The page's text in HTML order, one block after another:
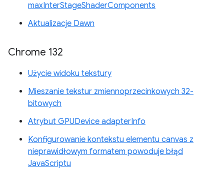
maxInterStageShaderComponents
Aktualizacje Dawn
Chrome 132
Użycie widoku tekstury
Mieszanie tekstur zmiennoprzecinkowych 32-
bitowych
Atrybut GPUDevice adapterInfo
Konfigurowanie kontekstu elementu canvas z
nieprawidłowym formatem powoduje błąd
JavaScriptu